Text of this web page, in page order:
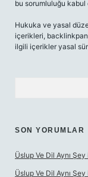
bu sorumluluğu kabul
Hukuka ve yasal
içerikleri,
ilgili içerikler yasal
SON YORUMLAR
Üslup Ve Dil Aynı Şey
Üslup Ve Dil Aynı Şey